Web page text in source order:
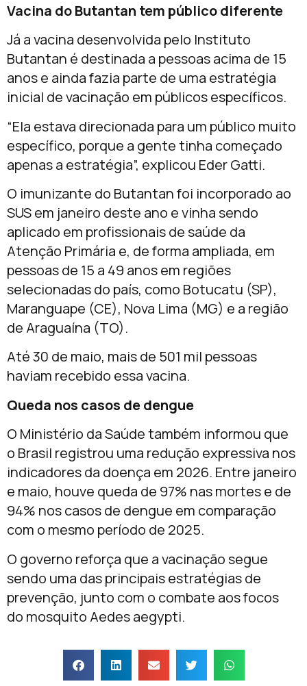
Vacina do Butantan tem público diferente
Já a vacina desenvolvida pelo Instituto
Butantan é destinada a pessoas acima de 15
anos e ainda fazia parte de uma estratégia
inicial de vacinação em públicos específicos.
“Ela estava direcionada para um público muito
específico, porque a gente tinha começado
apenas a estratégia”, explicou Eder Gatti.
O imunizante do Butantan foi incorporado ao
SUS em janeiro deste ano e vinha sendo
aplicado em profissionais de saúde da
Atenção Primária e, de forma ampliada, em
pessoas de 15 a 49 anos em regiões
selecionadas do país, como Botucatu (SP),
Maranguape (CE), Nova Lima (MG) e a região
de Araguaína (TO).
Até 30 de maio, mais de 501 mil pessoas
haviam recebido essa vacina.
Queda nos casos de dengue
O Ministério da Saúde também informou que
o Brasil registrou uma redução expressiva nos
indicadores da doença em 2026. Entre janeiro
e maio, houve queda de 97% nas mortes e de
94% nos casos de dengue em comparação
com o mesmo período de 2025.
O governo reforça que a vacinação segue
sendo uma das principais estratégias de
prevenção, junto com o combate aos focos
do mosquito Aedes aegypti.